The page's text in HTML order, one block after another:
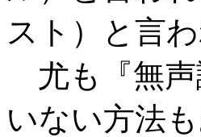
スト）と言
尤も『無声
いない方法